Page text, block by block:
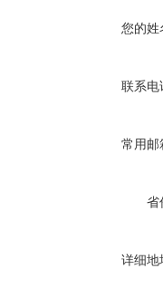
您的姓
联系电
常用邮
省
详细地